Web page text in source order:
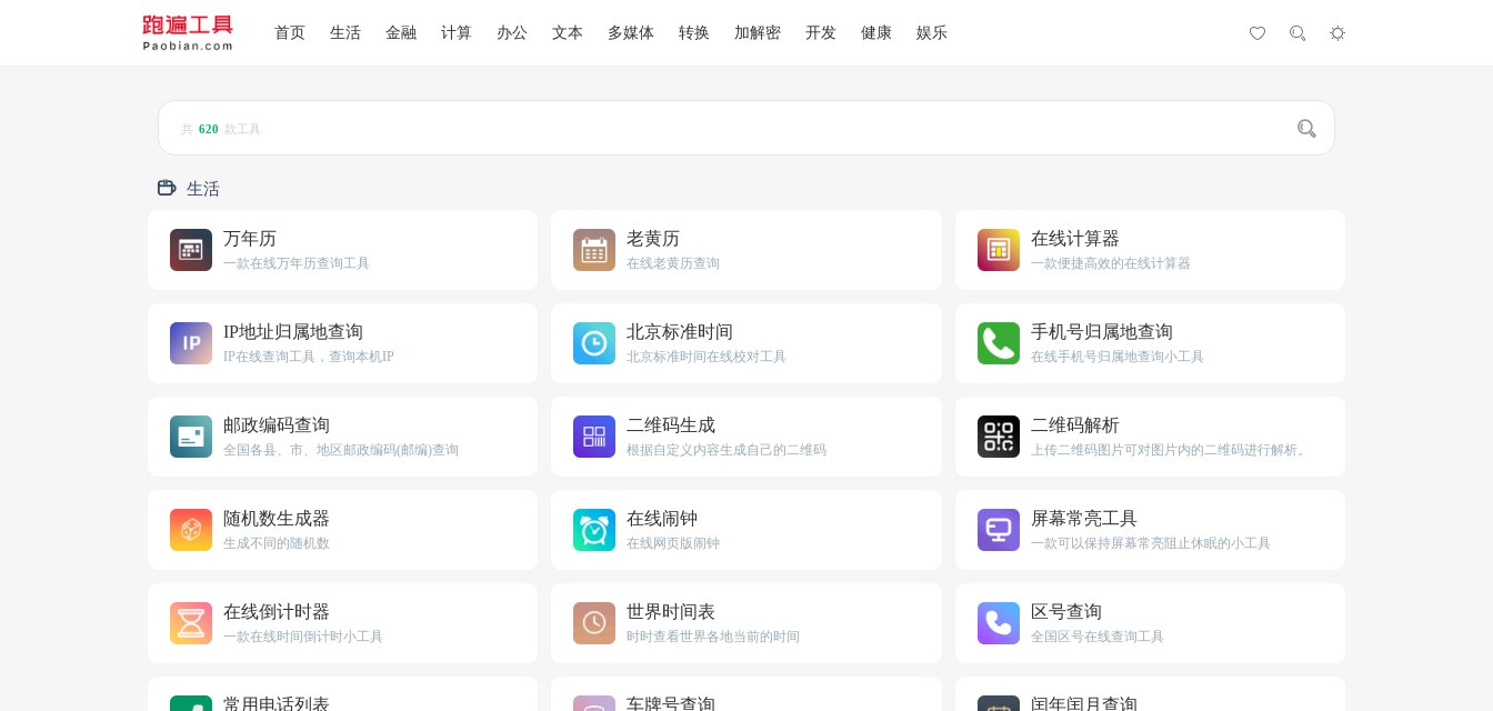
首页 生活 金融 计算 办公 文本 多媒体 转换 加解密 开发 健康 娱乐
共 620 款工具
生活
万年历
一款在线万年历查询工具
老黄历
在线老黄历查询
在线计算器
一款便捷高效的在线计算器
IP地址归属地查询
IP在线查询工具，查询本机IP
北京标准时间
北京标准时间在线校对工具
手机号归属地查询
在线手机号归属地查询小工具
邮政编码查询
全国各县、市、地区邮政编码(邮编)查询
二维码生成
根据自定义内容生成自己的二维码
二维码解析
上传二维码图片可对图片内的二维码进行解析。
随机数生成器
生成不同的随机数
在线闹钟
在线网页版闹钟
屏幕常亮工具
一款可以保持屏幕常亮阻止休眠的小工具
在线倒计时器
一款在线时间倒计时小工具
世界时间表
时时查看世界各地当前的时间
区号查询
全国区号在线查询工具
常用电话列表 车牌号查询 闰年闰月查询